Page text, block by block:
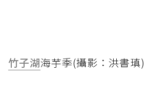
竹子湖海芋季(攝影：洪書瑱)